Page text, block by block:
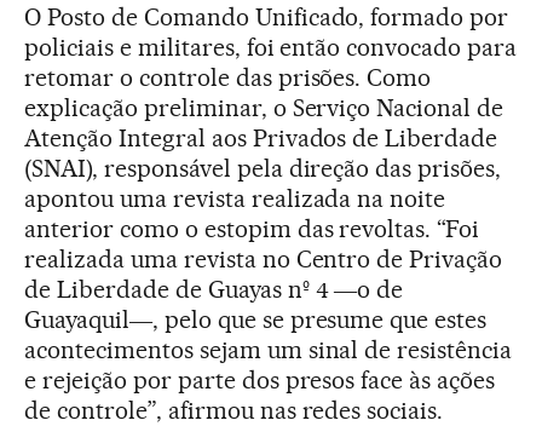
O Posto de Comando Unificado, formado por
policiais e militares, foi então convocado para
retomar o controle das prisões. Como
explicação preliminar, o Serviço Nacional de
Atenção Integral aos Privados de Liberdade
(SNAI), responsável pela direção das prisões,
apontou uma revista realizada na noite
anterior como o estopim das revoltas. “Foi
realizada uma revista no Centro de Privação
de Liberdade de Guayas nº 4 ―o de
Guayaquil―, pelo que se presume que estes
acontecimentos sejam um sinal de resistência
e rejeição por parte dos presos face às ações
de controle”, afirmou nas redes sociais.